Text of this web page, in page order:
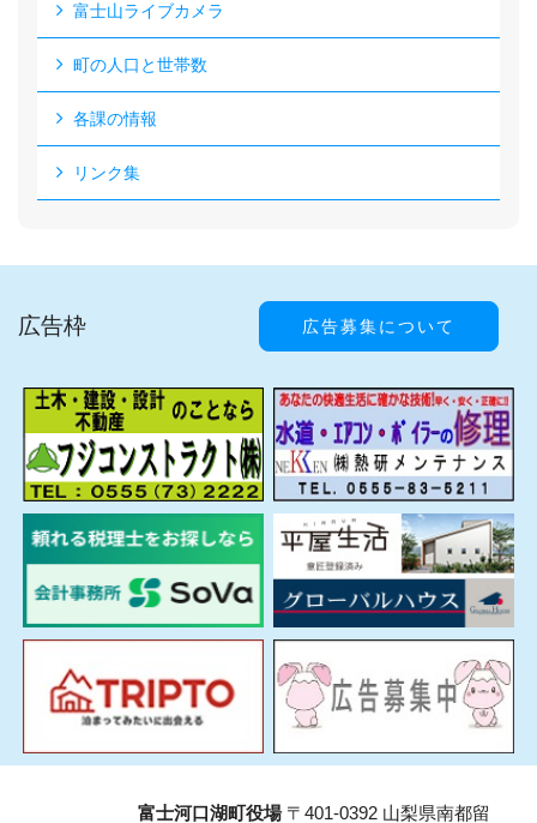
富士山ライブカメラ
町の人口と世帯数
各課の情報
リンク集
広告枠 広告募集について
富士河口湖町役場〒401-0392 山梨県南都留